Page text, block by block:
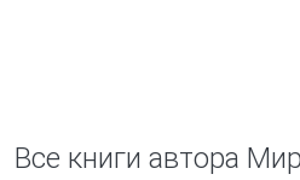
Все книги автора